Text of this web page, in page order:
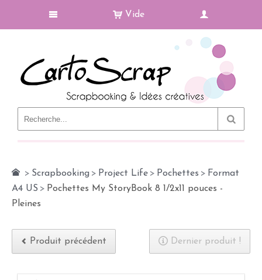
Vide
> Scrapbooking > Project Life > Pochettes > Format
A4 US > Pochettes My StoryBook 8 1/2x11 pouces -
Pleines
Produit précédent Dernier produit !